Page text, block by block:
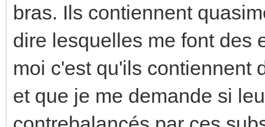
bras. Ils contiennent
dire lesquelles me font des
moi c'est qu'ils contiennent
et que je me demande si